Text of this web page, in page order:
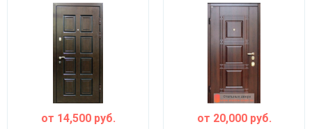
от 14,500руб. от 20,000руб.